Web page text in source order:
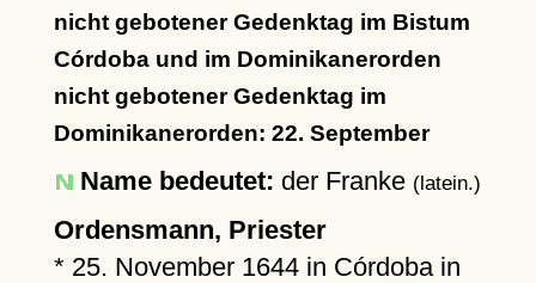
nicht gebotener Gedenktag im Bistum
Córdoba und im Dominikanerorden
nicht gebotener Gedenktag im
Dominikanerorden: 22. September
Name bedeutet: der Franke (latein.)
Ordensmann, Priester
* 25. November 1644in Córdobain